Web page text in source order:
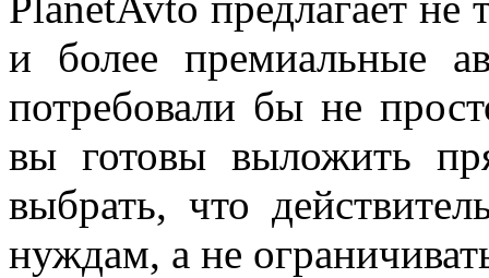
и более премиальные
потребовали бы не
вы готовы выложить
выбрать, что
нуждам, а не